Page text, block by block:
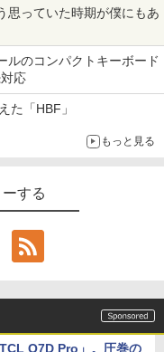
っていた時期が僕にもあ
ルのコンパクトキーボード
応
た「HBF」
もっと見る
する
Q7D Pro」。圧巻の